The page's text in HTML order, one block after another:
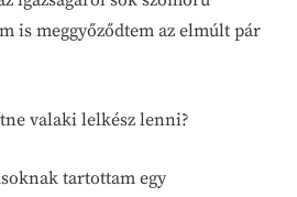
is meggyőződtem az elmúlt pár
valaki lelkész lenni?
tartottam egy